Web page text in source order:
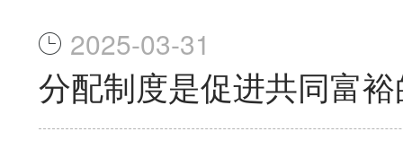
2025-03-31
分配制度是促进共同富